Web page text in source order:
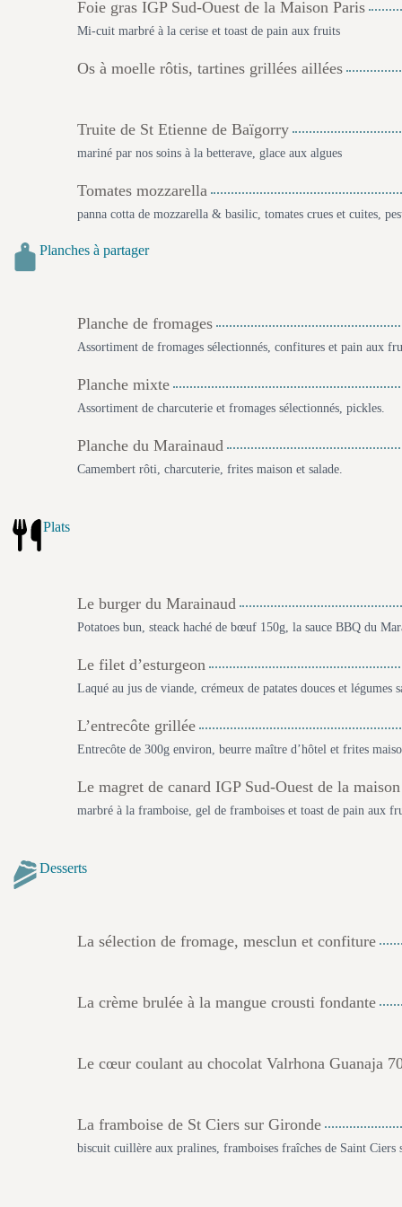
Foie gras IGP Sud-Ouest de la Maison Paris
Mi-cuit marbré à la cerise et toast de pain aux fruits
Os à moelle rôtis, tartines grillées aillées
Truite de St Etienne de Baïgorry
mariné par nos soins à la betterave, glace aux algues
Tomates mozzarella
panna cotta de mozzarella & basilic, tomates crues et cuites,
Planches à partager
Planche de fromages
Assortiment de fromages sélectionnés, confitures et pain aux
Planche mixte
Assortiment de charcuterie et fromages sélectionnés, pickles.
Planche du Marainaud
Camembert rôti, charcuterie, frites maison et salade.
Plats
Le burger du Marainaud
Potatoes bun, steack haché de bœuf 150g, la sauce BBQ du
Le filet d’esturgeon
Laqué au jus de viande, crémeux de patates douces et légumes
L’entrecôte grillée
Entrecôte de 300g environ, beurre maître d’hôtel et frites
Le magret de canard IGP Sud-Ouest de la
marbré à la framboise, gel de framboises et toast de pain aux
Desserts
La sélection de fromage, mesclun et confiture
La crème brulée à la mangue crousti fondante
Le cœur coulant au chocolat Valrhona Guanaja
La framboise de St Ciers sur Gironde
biscuit cuillère aux pralines, framboises fraîches de Saint